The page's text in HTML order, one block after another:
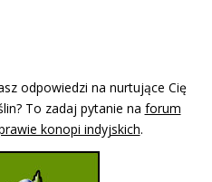
odpowiedzi na nurtujące Cię
To zadaj pytanie na forum
konopi indyjskich.